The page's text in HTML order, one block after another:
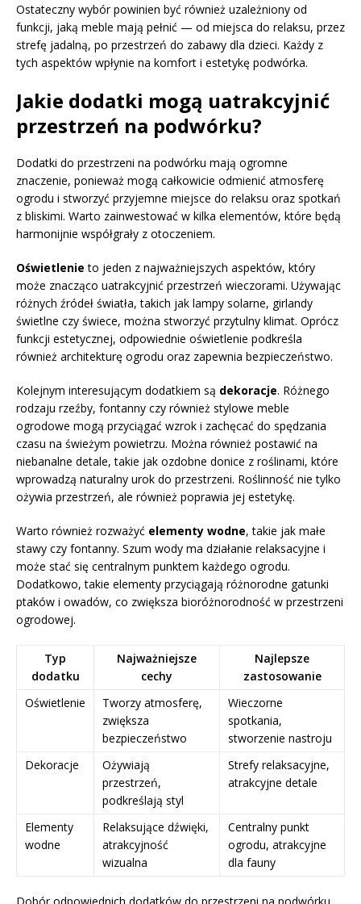
Ostateczny wybór powinien być również uzależniony od
funkcji, jaką meble mają pełnić — od miejsca do relaksu, przez
strefę jadalną, po przestrzeń do zabawy dla dzieci. Każdy z
tych aspektów wpłynie na komfort i estetykę podwórka.
Jakie dodatki mogą uatrakcyjnić
przestrzeń na podwórku?
Dodatki do przestrzeni na podwórku mają ogromne
znaczenie, ponieważ mogą całkowicie odmienić atmosferę
ogrodu i stworzyć przyjemne miejsce do relaksu oraz spotkań
z bliskimi. Warto zainwestować w kilka elementów, które będą
harmonijnie współgrały z otoczeniem.
Oświetlenie to jeden z najważniejszych aspektów, który
może znacząco uatrakcyjnić przestrzeń wieczorami. Używając
różnych źródeł światła, takich jak lampy solarne, girlandy
świetlne czy świece, można stworzyć przytulny klimat. Oprócz
funkcji estetycznej, odpowiednie oświetlenie podkreśla
również architekturę ogrodu oraz zapewnia bezpieczeństwo.
Kolejnym interesującym dodatkiem są dekoracje. Różnego
rodzaju rzeźby, fontanny czy również stylowe meble
ogrodowe mogą przyciągać wzrok i zachęcać do spędzania
czasu na świeżym powietrzu. Można również postawić na
niebanalne detale, takie jak ozdobne donice z roślinami, które
wprowadzą naturalny urok do przestrzeni. Roślinność nie tylko
ożywia przestrzeń, ale również poprawia jej estetykę.
Warto również rozważyć elementy wodne, takie jak małe
stawy czy fontanny. Szum wody ma działanie relaksacyjne i
może stać się centralnym punktem każdego ogrodu.
Dodatkowo, takie elementy przyciągają różnorodne gatunki
ptaków i owadów, co zwiększa bioróżnorodność w przestrzeni
ogrodowej.
Typ
dodatku
Najważniejsze
cechy
Najlepsze
zastosowanie
Oświetlenie
Tworzy atmosferę,
zwiększa
bezpieczeństwo
Wieczorne
spotkania,
stworzenie nastroju
Dekoracje
Ożywiają
przestrzeń,
podkreślają styl
Strefy relaksacyjne,
atrakcyjne detale
Elementy
wodne
Relaksujące dźwięki,
atrakcyjność
wizualna
Centralny punkt
ogrodu, atrakcyjne
dla fauny
Dobór odpowiednich dodatków do przestrzeni na podwórku